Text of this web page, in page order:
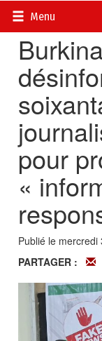
Menu
Accueil>
pour
«
Publié le
PARTAGER :